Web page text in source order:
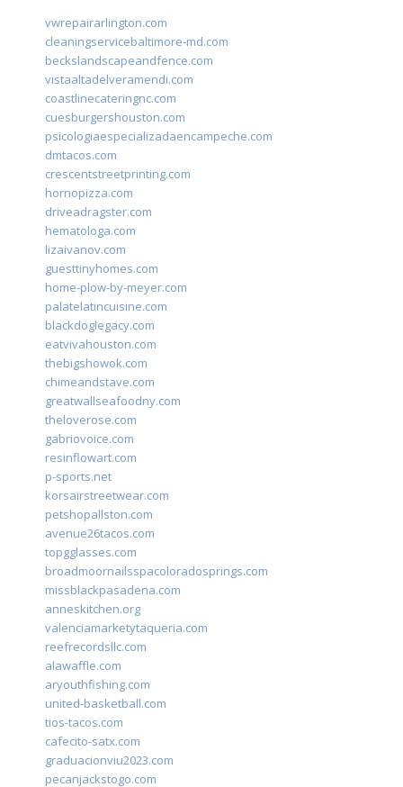
vwrepairarlington.com
cleaningservicebaltimore-md.com
beckslandscapeandfence.com
vistaaltadelveramendi.com
coastlinecateringnc.com
cuesburgershouston.com
psicologiaespecializadaencampeche.com
dmtacos.com
crescentstreetprinting.com
hornopizza.com
driveadragster.com
hematologa.com
lizaivanov.com
guesttinyhomes.com
home-plow-by-meyer.com
palatelatincuisine.com
blackdoglegacy.com
eatvivahouston.com
thebigshowok.com
chimeandstave.com
greatwallseafoodny.com
theloverose.com
gabriovoice.com
resinflowart.com
p-sports.net
korsairstreetwear.com
petshopallston.com
avenue26tacos.com
topgglasses.com
broadmoornailsspacoloradosprings.com
missblackpasadena.com
anneskitchen.org
valenciamarketytaqueria.com
reefrecordsllc.com
alawaffle.com
aryouthfishing.com
united-basketball.com
tios-tacos.com
cafecito-satx.com
graduacionviu2023.com
pecanjackstogo.com